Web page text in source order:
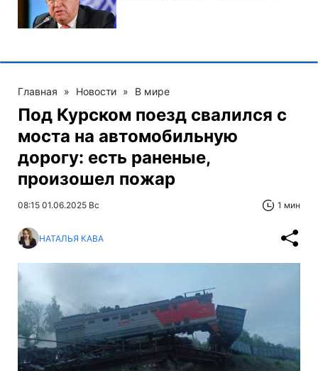
Главная » Новости » В мире
Под Курском поезд свалился с
моста на автомобильную
дорогу: есть раненые,
произошел пожар
08:15 01.06.2025 Вс 1 мин
НАТАЛЬЯ КАВА